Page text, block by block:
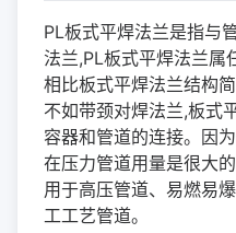
PL板式平焊法兰是指与
法兰,PL板式平焊法兰属
相比板式平焊法兰结构
不如带颈对焊法兰,板式
容器和管道的连接。因
在压力管道用量是很大
用于高压管道、易燃易
工工艺管道。